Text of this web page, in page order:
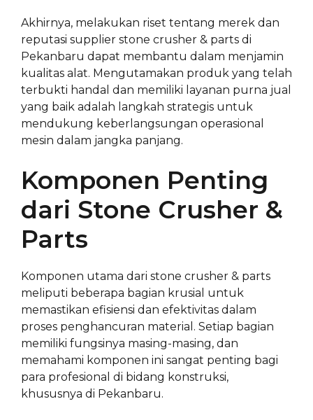
Akhirnya, melakukan riset tentang merek dan
reputasi supplier stone crusher & parts di
Pekanbaru dapat membantu dalam menjamin
kualitas alat. Mengutamakan produk yang telah
terbukti handal dan memiliki layanan purna jual
yang baik adalah langkah strategis untuk
mendukung keberlangsungan operasional
mesin dalam jangka panjang.
Komponen Penting
dari Stone Crusher &
Parts
Komponen utama dari stone crusher & parts
meliputi beberapa bagian krusial untuk
memastikan efisiensi dan efektivitas dalam
proses penghancuran material. Setiap bagian
memiliki fungsinya masing-masing, dan
memahami komponen ini sangat penting bagi
para profesional di bidang konstruksi,
khususnya di Pekanbaru.